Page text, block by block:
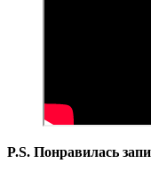
P.S. Понравилась